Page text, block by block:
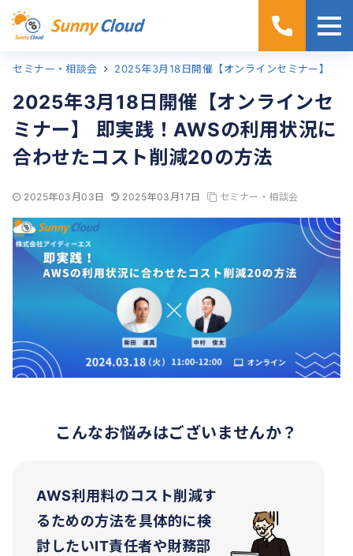
ホーム
セミナー・相談会
2025年3月18日開催【オンラインセ
ミナー】 即実践！AWSの利用状況に
合わせたコスト削減20の方法
2025年03月03日 2025年03月17日 セミナー・相談会
こんなお悩みはございませんか？
AWS利用料のコスト削減す
るための方法を具体的に検
討したいIT責任者や財務部